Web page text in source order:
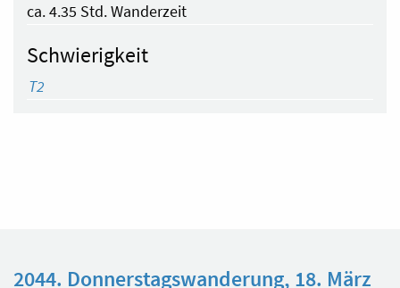
ca. 4.35 Std. Wanderzeit
Schwierigkeit
T2
2044. Donnerstagswanderung, 18. März